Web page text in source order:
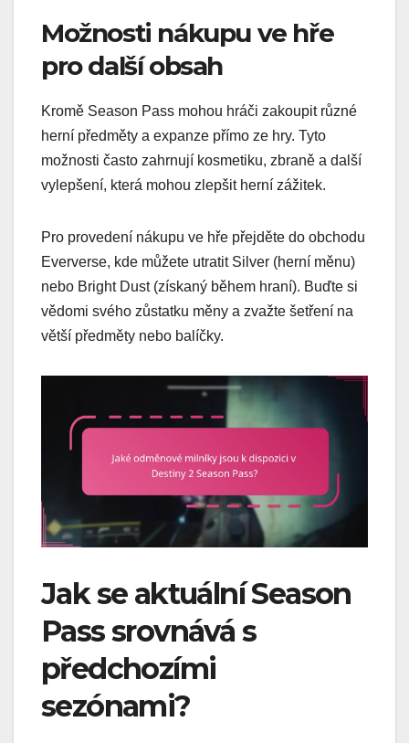
Možnosti nákupu ve hře
pro další obsah
Kromě Season Pass mohou hráči zakoupit různé
herní předměty a expanze přímo ze hry. Tyto
možnosti často zahrnují kosmetiku, zbraně a další
vylepšení, která mohou zlepšit herní zážitek.
Pro provedení nákupu ve hře přejděte do obchodu
Eververse, kde můžete utratit Silver (herní měnu)
nebo Bright Dust (získaný během hraní). Buďte si
vědomi svého zůstatku měny a zvažte šetření na
větší předměty nebo balíčky.
Jak se aktuální Season
Pass srovnává s
předchozími
sezónami?